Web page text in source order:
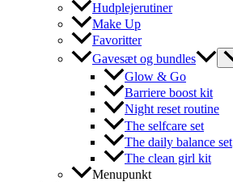
Hudplejerutiner
Make Up
Favoritter
Gavesæt og bundles
Glow & Go
Barriere boost kit
Night reset routine
The selfcare set
The daily balance set
The clean girl kit
Menupunkt